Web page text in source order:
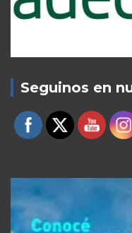
Seguinos en